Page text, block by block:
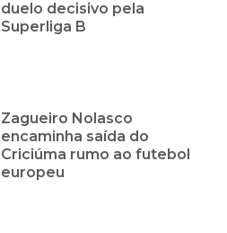
duelo decisivo pela
Superliga B
Zagueiro Nolasco
encaminha saída do
Criciúma rumo ao futebol
europeu